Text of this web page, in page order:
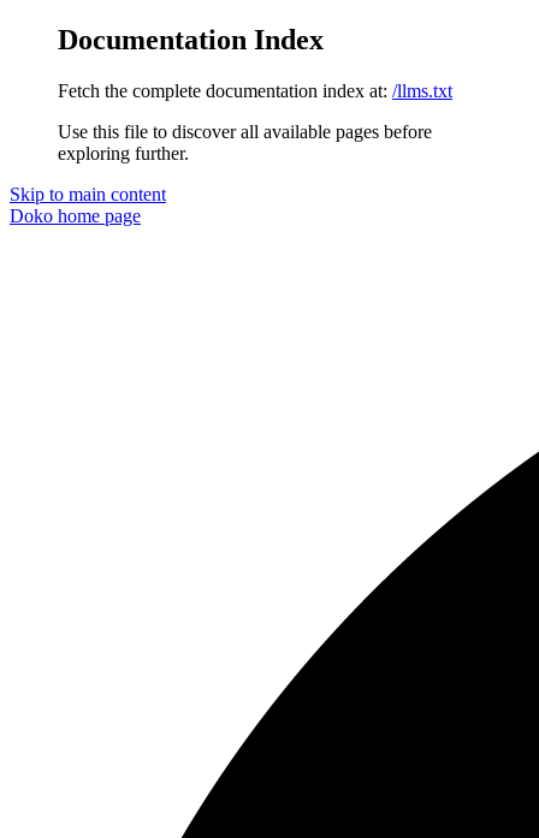
Documentation Index
Fetch the complete documentation index at: /llms.txt
Use this file to discover all available pages before
exploring further.
Skip to main content
Doko home page